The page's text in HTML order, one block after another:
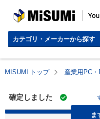
MISUMI | Your Time, Our Priority
カテゴリ・メーカーから探す
MISUMI トップ 産業用PC
確定しました
ま